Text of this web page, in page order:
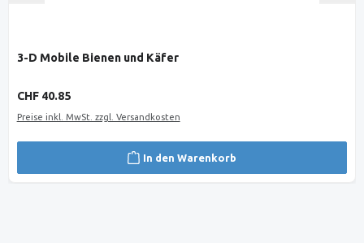
3-D Mobile Bienen und Käfer
Regulärer Preis:
CHF 40.85
Preise inkl. MwSt. zzgl. Versandkosten
In den Warenkorb